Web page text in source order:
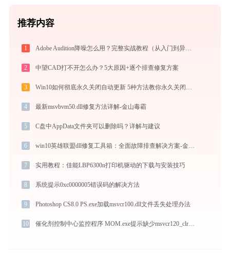
推荐内容
1 Adobe Audition降噪怎么用？完整实战教程（从入门到异常排查）
2 中望CAD打不开怎么办？5大原因+逐个排查修复方案
3
4 最新msvbvm50.dll修复方法详解-金山毒霸
5 C盘中AppData文件夹可以删除吗？详解与建议
6 win10英雄联盟dll修复工具箱：全面故障排查解决方案-金山毒霸
7 实用教程：佳能LBP6300n打印机驱动的下载与安装技巧
8 系统提示0xc0000005错误码的解决方法
9 Photoshop CS8.0 PS.exe加载msvcr100.dll文件丢失处理办法
10 催化剂控制中心监控程序 MOM.exe提示缺少msvcr120_clr0400.dll文件的解决办法